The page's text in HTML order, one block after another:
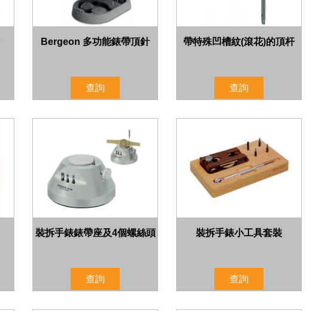
Bergeon 多功能錶帶頂針
查詢
帶特殊凹槽紋(滾花)的頂杆
查詢
裝拆手錶錶帶座及4個螺絲頭
查詢
裝拆手錶小工具套裝
查詢